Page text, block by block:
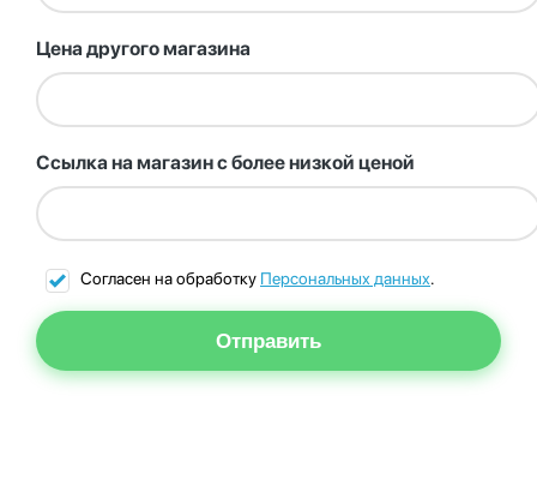
Цена другого магазина
Ссылка на магазин с более низкой ценой
Согласен на обработку Персональных данных.
Отправить